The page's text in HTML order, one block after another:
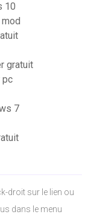
10
gratuit
pc
7
droit sur le lien ou
dans le menu